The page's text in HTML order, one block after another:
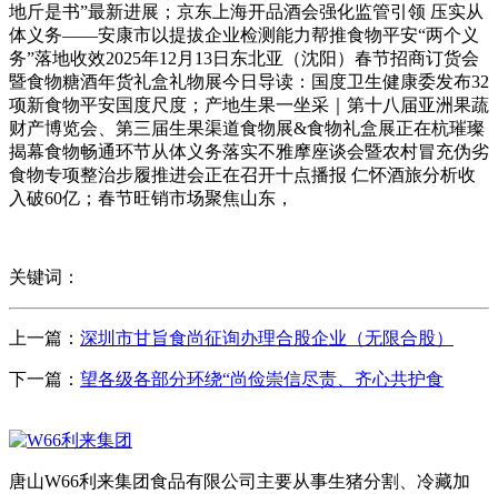
地斤是书”最新进展；京东上海开品酒会强化监管引领 压实从
体义务——安康市以提拔企业检测能力帮推食物平安“两个义
务”落地收效2025年12月13日东北亚（沈阳）春节招商订货会
暨食物糖酒年货礼盒礼物展今日导读：国度卫生健康委发布32
项新食物平安国度尺度；产地生果一坐采｜第十八届亚洲果蔬
财产博览会、第三届生果渠道食物展&食物礼盒展正在杭璀璨
揭幕食物畅通环节从体义务落实不雅摩座谈会暨农村冒充伪劣
食物专项整治步履推进会正在召开十点播报 仁怀酒旅分析收
入破60亿；春节旺销市场聚焦山东，
关键词：
上一篇： 深圳市甘旨食尚征询办理合股企业（无限合股）
下一篇： 望各级各部分环绕“尚俭崇信尽责、齐心共护食
唐山W66利来集团食品有限公司主要从事生猪分割、冷藏加